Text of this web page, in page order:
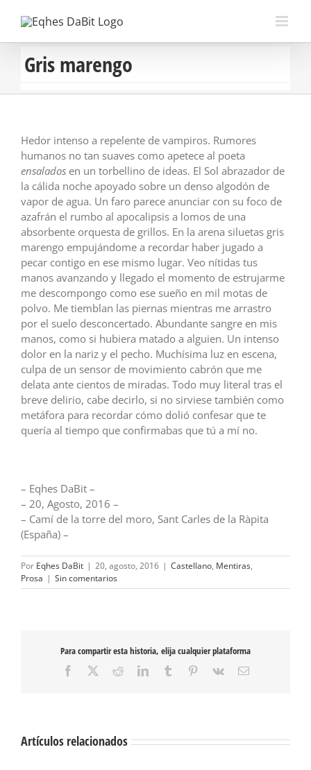
Gris marengo
Hedor intenso a repelente de vampiros. Rumores
humanos no tan suaves como apetece al poeta
ensalados en un torbellino de ideas. El Sol abrazador de
la cálida noche apoyado sobre un denso algodón de
vapor de agua. Un faro parece anunciar con su foco de
azafrán el rumbo al apocalipsis a lomos de una
absorbente orquesta de grillos. En la arena siluetas gris
marengo empujándome a recordar haber jugado a
pecar contigo en ese mismo lugar. Veo nítidas tus
manos avanzando y llegado el momento de estrujarme
me descompongo como ese sueño en mil motas de
polvo. Me tiemblan las piernas mientras me arrastro
por el suelo desconcertado. Abundante sangre en mis
manos, como si hubiera matado a alguien. Un intenso
dolor en la nariz y el pecho. Muchísima luz en escena,
culpa de un sensor de movimiento cabrón que me
delata ante cientos de miradas. Todo muy literal tras el
breve delirio, cabe decirlo, si no sirviese también como
metáfora para recordar cómo dolió confesar que te
quería al tiempo que confirmabas que tú a mí no.
– Eqhes DaBit –
– 20, Agosto, 2016 –
– Camí de la torre del moro, Sant Carles de la Ràpita
(España) –
Por Eqhes DaBit | 20, agosto, 2016 | Castellano, Mentiras,
Prosa | Sin comentarios
Para compartir esta historia, elija cualquier plataforma
Facebook RedditLinkedInTumblr Pinterest
Vk
Correo
Artículos relacionados